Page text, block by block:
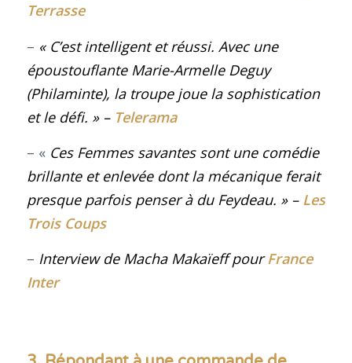
Terrasse
– « C’est intelligent et réussi. Avec une
époustouflante Marie-Armelle Deguy
(Philaminte), la troupe joue la sophistication
et le défi. »– Telerama
– « Ces Femmes savantessont une comédie
brillante et enlevée dont la mécanique ferait
presque parfois penser à du Feydeau. » – Les
Trois Coups
– Interview de Macha Makaïeff pourFrance
Inter